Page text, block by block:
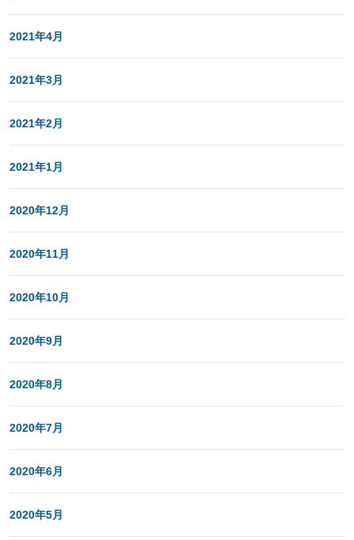
2021年4月
2021年3月
2021年2月
2021年1月
2020年12月
2020年11月
2020年10月
2020年9月
2020年8月
2020年7月
2020年6月
2020年5月